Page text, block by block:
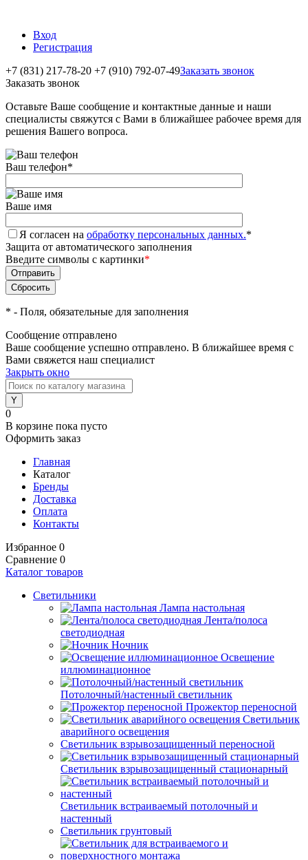
Вход
Регистрация
+7 (831) 217-78-20 +7 (910) 792-07-49Заказать звонок
Заказать звонок
Оставьте Ваше сообщение и контактные данные и наши
специалисты свяжутся с Вами в ближайшее рабочее время для
решения Вашего вопроса.
Ваш телефон*
Ваше имя
Я согласен на обработку персональных данных.*
Защита от автоматического заполнения
Введите символы с картинки*
* - Поля, обязательные для заполнения
Сообщение отправлено
Ваше сообщение успешно отправлено. В ближайшее время с
Вами свяжется наш специалист
Закрыть окно
0
В корзине пока пусто
Оформить заказ
Главная
Каталог
Бренды
Доставка
Оплата
Контакты
Избранное 0
Сравнение 0
Каталог товаров
Светильники
Лампа настольная
Лента/полоса
светодиодная
Ночник
Освещение
иллюминационное
Потолочный/настенный светильник
Прожектор переносной
Светильник
аварийного освещения
Светильник взрывозащищенный переносной
Светильник взрывозащищенный стационарный
Светильник встраиваемый потолочный и
настенный
Светильник грунтовый